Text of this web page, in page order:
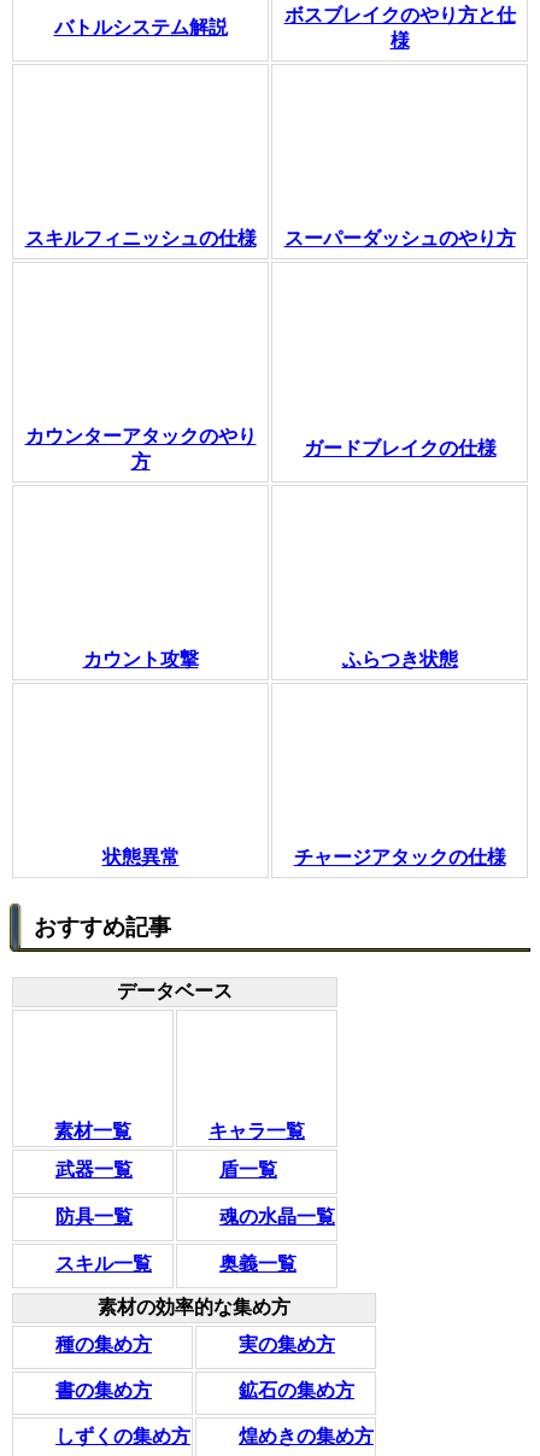
バトルシステム解説
ボスブレイクのやり方と仕
様
スキルフィニッシュの仕様 スーパーダッシュのやり方
カウンターアタックのやり
方
ガードブレイクの仕様
カウント攻撃 ふらつき状態
状態異常 チャージアタックの仕様
おすすめ記事
データベース
素材一覧
キャラ一覧
武器一覧
盾一覧
防具一覧 魂の水晶一覧
スキル一覧 奥義一覧
素材の効率的な集め方
種の集め方
実の集め方
書の集め方 鉱石の集め方
しずくの集め方 煌めきの集め方